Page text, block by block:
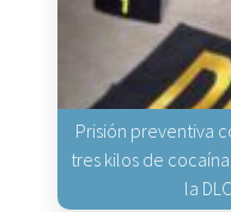
Prisión preventiva
tres kilos de
la